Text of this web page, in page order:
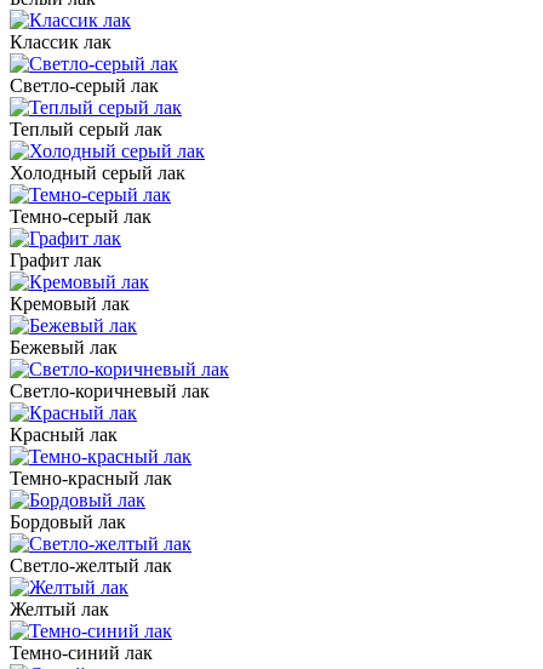
Классик лак
Светло-серый лак
Теплый серый лак
Холодный серый лак
Темно-серый лак
Графит лак
Кремовый лак
Бежевый лак
Светло-коричневый лак
Красный лак
Темно-красный лак
Бордовый лак
Светло-желтый лак
Желтый лак
Темно-синий лак